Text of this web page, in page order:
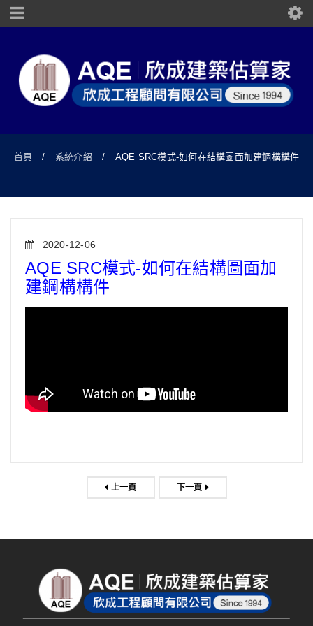
首頁 / 系統介紹 / AQE SRC模式-如何在結構圖面加建鋼構構件
2020-12-06
AQE SRC模式-如何在結構圖面加
建鋼構構件
上一頁 下一頁